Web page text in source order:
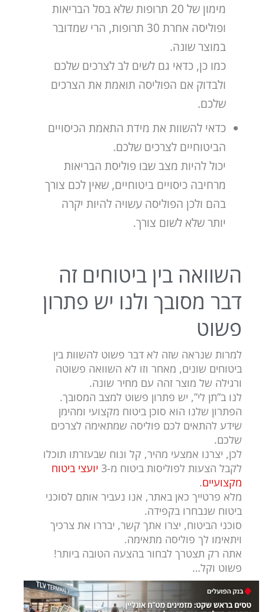
מימון של 20 תרופות שלא בסל הבריאות
ופוליסה אחרת 30 תרופות, הרי שמדובר
במוצר שונה.
כמו כן, כדאי גם לשים לב לצרכים שלכם
ולבדוק אם הפוליסה תואמת את הצרכים
שלכם.
כדאי להשוות את מידת התאמת הכיסויים
הביטוחיים לצרכים שלכם.
יכול להיות מצב שבו פוליסת הבריאות
מרחיבה כיסויים ביטוחיים, שאין לכם צורך
בהם ולכן הפוליסה עשויה להיות יקרה
יותר שלא לשום צורך.
השוואה בין ביטוחים זה
דבר מסובך ולנו יש פתרון
פשוט
למרות שנראה שזה לא דבר פשוט להשוות בין
ביטוחים שונים, מאחר וזו לא השוואה פשוטה
ורגילה של מוצר זהה עם מחיר שונה.
לנו ב”תן לי”, יש פתרון פשוט למצב המסובך.
הפתרון שלנו הוא סוכן ביטוח מקצועי ומהימן
שידע להתאים לכם פוליסה שמתאימה לצרכים
שלכם.
לכן, יצרנו אמצעי מהיר, קל ונוח שבעזרתו תוכלו
לקבל הצעות לפוליסות ביטוח מ-3
יועצי ביטוח
מקצועיים.
מלא פרטייך כאן באתר, אנו נעביר אותם לסוכני
ביטוח שנבחרו בקפידה.
סוכני הביטוח, יצרו אתך קשר, יבררו את צרכיך
ויתאימו לך פוליסה מתאימה.
אתה רק תצטרך לבחור בהצעה הטובה ביותר!
פשוט וקל…